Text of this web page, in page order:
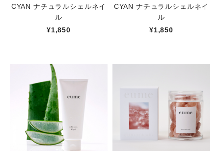
CYAN ナチュラルシェルネイ
ル
¥1,850
CYAN ナチュラルシェルネイ
ル
¥1,850